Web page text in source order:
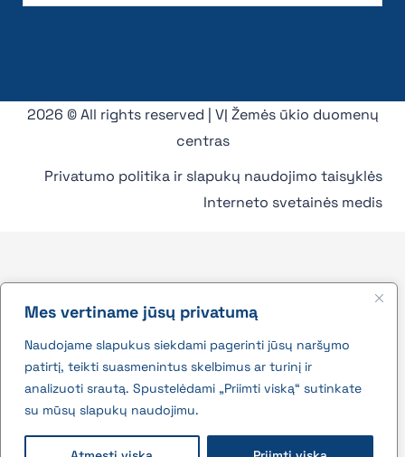
Mes vertiname jūsų privatumą
Naudojame slapukus siekdami pagerinti jūsų naršymo
patirtį, teikti suasmenintus skelbimus ar turinį ir
analizuoti srautą. Spustelėdami „Priimti viską“ sutinkate
su mūsų slapukų naudojimu.
2026 © All rights reserved | VĮ Žemės ūkio duomenų
centras
Privatumo politika ir slapukų naudojimo taisyklės
Interneto svetainės medis